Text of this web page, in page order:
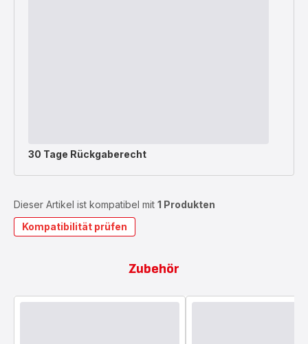
30 Tage Rückgaberecht
Dieser Artikel ist kompatibel mit 1 Produkten
Kompatibilität prüfen
Zubehör